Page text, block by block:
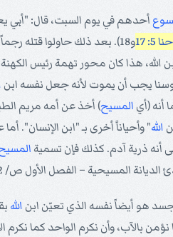
أحدهم في يوم السبت، قال: "أبي
5: 17
و18). بعد ذلك حاولوا قتله
الله، هذا كان محور تهمة رئيس
يجب أن يموت لأنه جعل نفسه ابن
أنه (أي المسيح) أخذ عن أمه مريم
الله" وأحياناً أخرى بـ "ابن الإنسان". أما
أنه ذرية آدم. كذلك فإن تسمية
المسيحية – الفصل الأول ص/ 442).
هو أيضاً نفسه الذي تعيّن ابن الله
نؤمن بالآب، وأن نكرم الواحد كما نكرم